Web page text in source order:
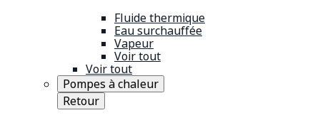
Fluide thermique
Eau surchauffée
Vapeur
Voir tout
Voir tout
Pompes à chaleur
Retour